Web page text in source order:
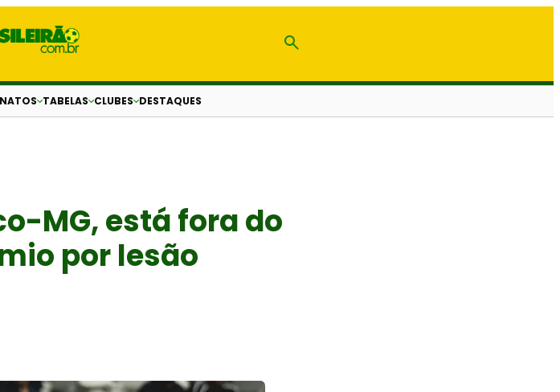
TABELAS CLUBES DESTAQUES
MG, está fora do
por lesão